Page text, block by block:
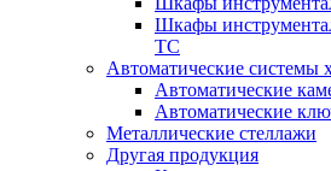
Шкафы
TC
Автоматические системы
Автоматические
Автоматические
Металлические стеллажи
Другая продукция